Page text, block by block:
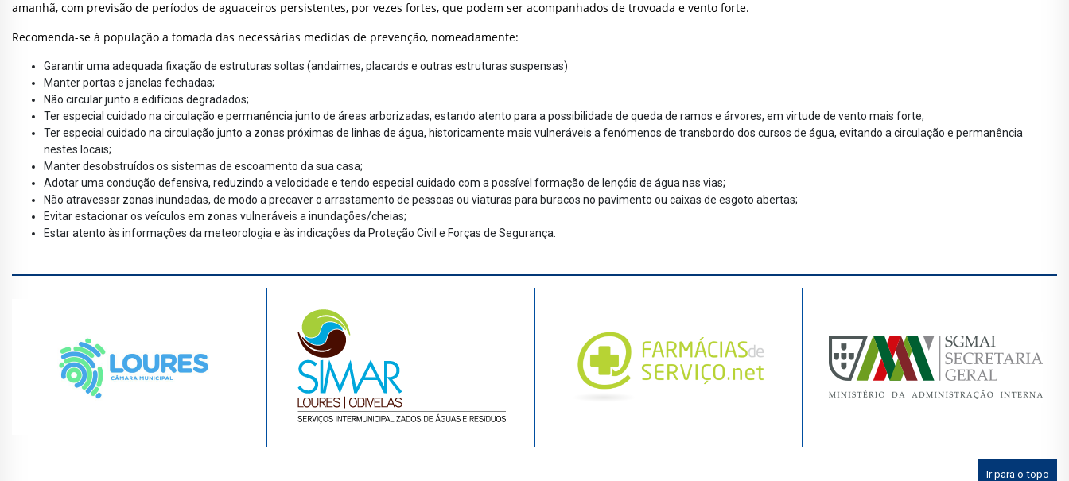
amanhã, com previsão de períodos de aguaceiros persistentes, por vezes fortes, que podem ser acompanhados de trovoada e vento forte.
Recomenda-se à população a tomada das necessárias medidas de prevenção, nomeadamente:
Garantir uma adequada fixação de estruturas soltas (andaimes, placards e outras estruturas suspensas)
Manter portas e janelas fechadas;
Não circular junto a edifícios degradados;
Ter especial cuidado na circulação e permanência junto de áreas arborizadas, estando atento para a possibilidade de queda de ramos e árvores, em virtude de vento mais forte;
Ter especial cuidado na circulação junto a zonas próximas de linhas de água, historicamente mais vulneráveis a fenómenos de transbordo dos cursos de água, evitando a circulação e permanência
nestes locais;
Manter desobstruídos os sistemas de escoamento da sua casa;
Adotar uma condução defensiva, reduzindo a velocidade e tendo especial cuidado com a possível formação de lençóis de água nas vias;
Não atravessar zonas inundadas, de modo a precaver o arrastamento de pessoas ou viaturas para buracos no pavimento ou caixas de esgoto abertas;
Evitar estacionar os veículos em zonas vulneráveis a inundações/cheias;
Estar atento às informações da meteorologia e às indicações da Proteção Civil e Forças de Segurança.
Ir para o topo